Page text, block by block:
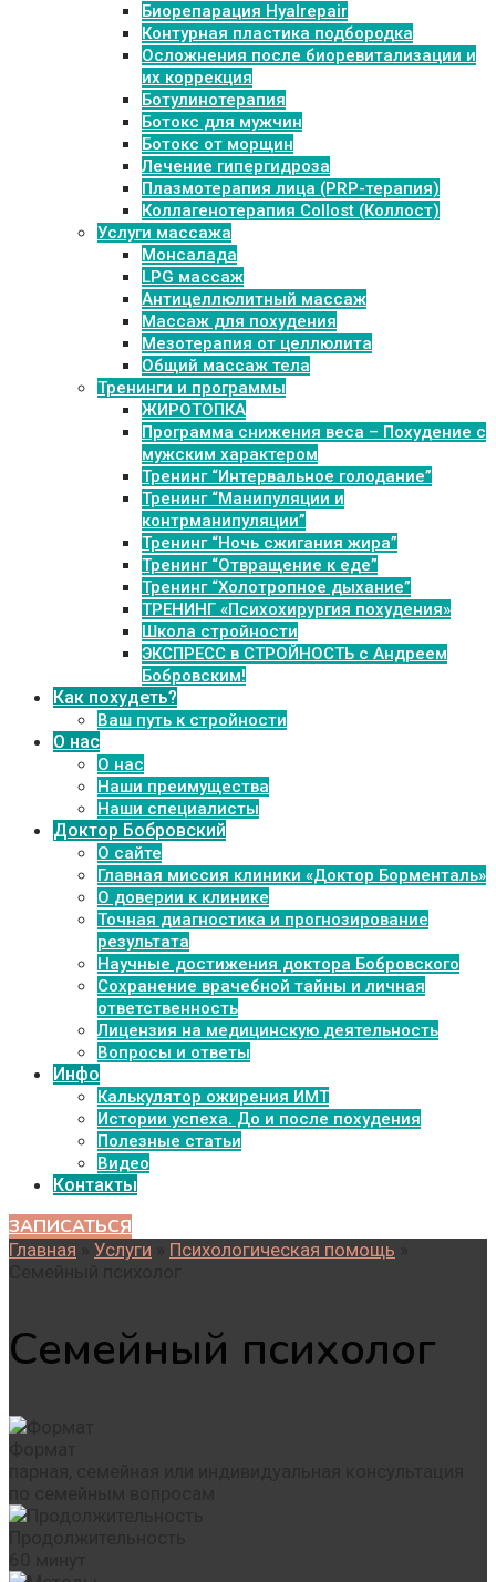
Биорепарация Hyalrepair
Контурная пластика подбородка
Осложнения после биоревитализации и
их коррекция
Ботулинотерапия
Ботокс для мужчин
Ботокс от морщин
Лечение гипергидроза
Плазмотерапия лица (PRP-терапия)
Коллагенотерапия Collost (Коллост)
Услуги массажа
Монсалада
LPG массаж
Антицеллюлитный массаж
Массаж для похудения
Мезотерапия от целлюлита
Общий массаж тела
Тренинги и программы
ЖИРОТОПКА
Программа снижения веса – Похудение с
мужским характером
Тренинг “Интервальное голодание”
Тренинг “Манипуляции и
контрманипуляции”
Тренинг “Ночь сжигания жира”
Тренинг “Отвращение к еде”
Тренинг “Холотропное дыхание”
ТРЕНИНГ «Психохирургия похудения»
Школа стройности
ЭКСПРЕСС в СТРОЙНОСТЬ с Андреем
Бобровским!
Как похудеть?
Ваш путь к стройности
О нас
О нас
Наши преимущества
Наши специалисты
Доктор Бобровский
О сайте
Главная миссия клиники «Доктор Борменталь»
О доверии к клинике
Точная диагностика и прогнозирование
результата
Научные достижения доктора Бобровского
Сохранение врачебной тайны и личная
ответственность
Лицензия на медицинскую деятельность
Вопросы и ответы
Инфо
Калькулятор ожирения ИМТ
Истории успеха. До и после похудения
Полезные статьи
Видео
Контакты
ЗАПИСАТЬСЯ
Главная Услуги Психологическая помощь
Семейный психолог